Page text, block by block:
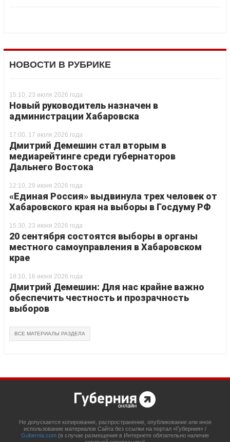
НОВОСТИ В РУБРИКЕ
15:10, 23 июля 2026 года
Новый руководитель назначен в
администрации Хабаровска
17:00, 17 июля 2026 года
Дмитрий Демешин стал вторым в
медиарейтинге среди губернаторов
Дальнего Востока
12:10, 29 июня 2026 года
«Единая Россия» выдвинула трех человек от
Хабаровского края на выборы в Госдуму РФ
15:30, 23 июня 2026 года
20 сентября состоятся выборы в органы
местного самоуправления в Хабаровском
крае
18:10, 16 июня 2026 года
Дмитрий Демешин: Для нас крайне важно
обеспечить честность и прозрачность
выборов
ВСЕ МАТЕРИАЛЫ РАЗДЕЛА
Не допускается копирование, распространение, опубликование или иное
использование материалов Сайта без ссылки на портал «Губерния» /
Gubernia.com (в случае размещения в Интернете обязательно наличие